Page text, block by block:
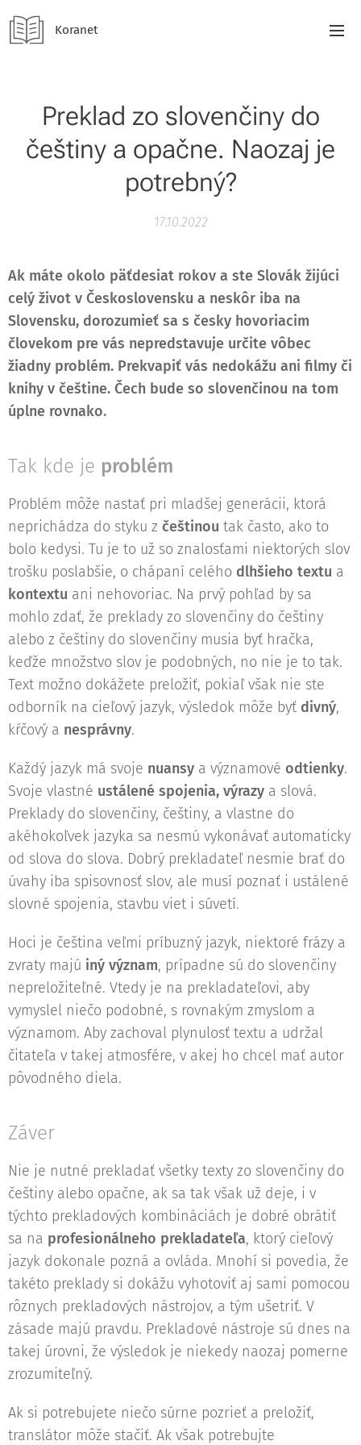
Koranet
Preklad zo slovenčiny do
češtiny a opačne. Naozaj je
potrebný?
17.10.2022
Ak máte okolo päťdesiat rokov a ste Slovák žijúci
celý život v Československu a neskôr iba na
Slovensku, dorozumieť sa s česky hovoriacim
človekom pre vás nepredstavuje určite vôbec
žiadny problém. Prekvapiť vás nedokážu ani filmy či
knihy v češtine. Čech bude so slovenčinou na tom
úplne rovnako.
Tak kde je problém
Problém môže nastať pri mladšej generácii, ktorá
neprichádza do styku z češtinou tak často, ako to
bolo kedysi. Tu je to už so znalosťami niektorých slov
trošku poslabšie, o chápaní celého dlhšieho textu a
kontextu ani nehovoriac. Na prvý pohľad by sa
mohlo zdať, že preklady zo slovenčiny do češtiny
alebo z češtiny do slovenčiny musia byť hračka,
keďže množstvo slov je podobných, no nie je to tak.
Text možno dokážete preložiť, pokiaľ však nie ste
odborník na cieľový jazyk, výsledok môže byť divný,
kŕčový a nesprávny.
Každý jazyk má svoje nuansy a významové odtienky.
Svoje vlastné ustálené spojenia, výrazy a slová.
Preklady do slovenčiny, češtiny, a vlastne do
akéhokoľvek jazyka sa nesmú vykonávať automaticky
od slova do slova. Dobrý prekladateľ nesmie brať do
úvahy iba spisovnosť slov, ale musí poznať i ustálené
slovné spojenia, stavbu viet i súvetí.
Hoci je čeština veľmi príbuzný jazyk, niektoré frázy a
zvraty majú iný význam, prípadne sú do slovenčiny
nepreložiteľné. Vtedy je na prekladateľovi, aby
vymyslel niečo podobné, s rovnakým zmyslom a
významom. Aby zachoval plynulosť textu a udržal
čitateľa v takej atmosfére, v akej ho chcel mať autor
pôvodného diela.
Záver
Nie je nutné prekladať všetky texty zo slovenčiny do
češtiny alebo opačne, ak sa tak však už deje, i v
týchto prekladových kombináciách je dobré obrátiť
sa na profesionálneho prekladateľa, ktorý cieľový
jazyk dokonale pozná a ovláda. Mnohí si povedia, že
takéto preklady si dokážu vyhotoviť aj sami pomocou
rôznych prekladových nástrojov, a tým ušetriť. V
zásade majú pravdu. Prekladové nástroje sú dnes na
takej úrovni, že výsledok je niekedy naozaj pomerne
zrozumiteľný.
Ak si potrebujete niečo súrne pozrieť a preložiť,
translátor môže stačiť. Ak však potrebujte